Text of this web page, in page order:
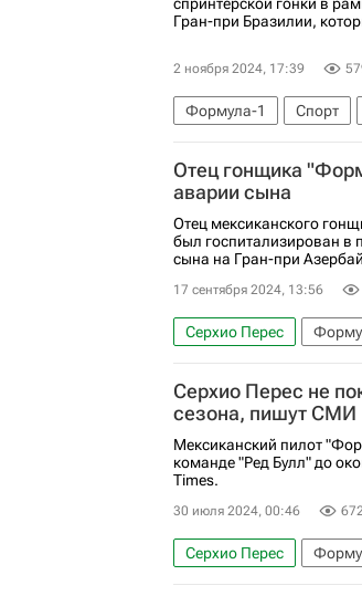
спринтерской гонки в
Гран-при Бразилии,
2 ноября 2024, 17:39
Формула-1 Спорт
Отец гонщика
аварии сына
Отец мексиканского
был госпитализирован в
сына на Гран-при
17 сентября 2024, 13:56
Серхио Перес
Серхио Перес не
сезона, пишут СМИ
Мексиканский пилот
команде "Ред Булл" до
Times.
30 июля 2024, 00:46
Серхио Перес